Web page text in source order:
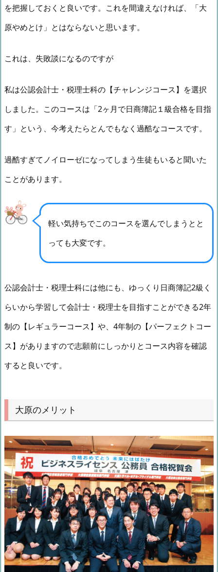
を把握しておくと良いです。これを間違えなければ、「大
原やめとけ」とはならないと思います。
これは、失敗談になるのですが
私は公認会計士・税理士科の【チャレンジコース】を選択
しました。このコースは「2ヶ月で日商簿記１級合格を目指
す」という、今考えたらとんでもなく過酷なコースです。
過酷すぎてノイローゼになってしまう生徒もいると聞いた
ことがあります。
軽い気持ちでこのコースを選んでしまうとと
っても大変です。
公認会計士・税理士科には他にも、ゆっくり日商簿記2級く
らいから学習して会計士・税理士を目指すことができる2年
制の【レギュラーコース】や、4年制の【パーフェクトコー
ス】がありますので志願前にしっかりとコース内容を確認
すると良いです。
大原のメリット